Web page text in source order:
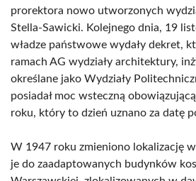
prorektora nowo utworzonych
Stella-Sawicki. Kolejnego dnia, 19
władze państwowe wydały dekret,
ramach AG wydziały architektury,
określane jako Wydziały
posiadał moc wsteczną
roku, który to dzień uznano za datę
W 1947 roku zmieniono lokalizację
je do zaadaptowanych budynków